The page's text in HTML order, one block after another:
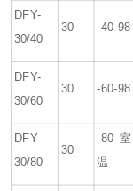
DFY-
30/40
30 -40-98
DFY-
30/60
30 -60-98
DFY-
30/80
30
-80-室
温